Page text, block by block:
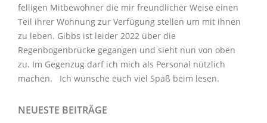
felligen Mitbewohner die mir freundlicher Weise einen
Teil ihrer Wohnung zur Verfügung stellen um mit ihnen
zu leben. Gibbs ist leider 2022 über die
Regenbogenbrücke gegangen und sieht nun von oben
zu. Im Gegenzug darf ich mich als Personal nützlich
machen. Ich wünsche euch viel Spaß beim lesen.
NEUESTE BEITRÄGE